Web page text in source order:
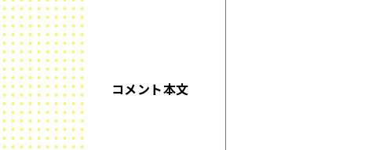
コメント本文